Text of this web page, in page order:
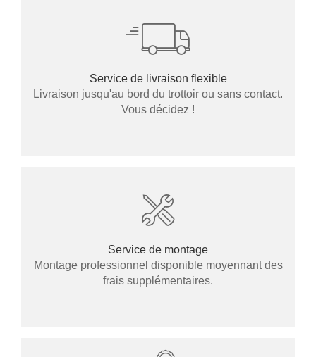
Service de livraison flexible
Livraison jusqu'au bord du trottoir ou sans contact.
Vous décidez !
Service de montage
Montage professionnel disponible moyennant des
frais supplémentaires.